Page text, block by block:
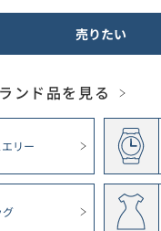
売りたい
ンド品を見る
リー
グ